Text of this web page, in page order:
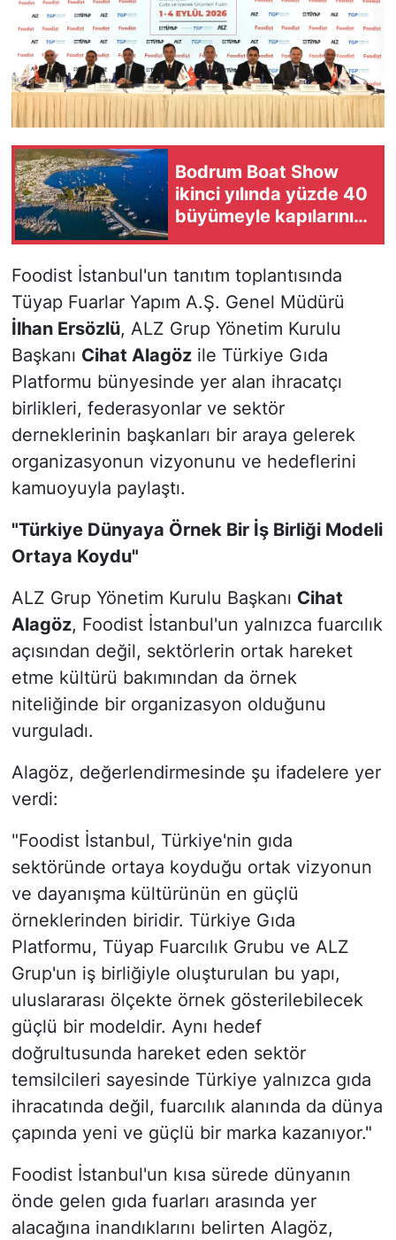
Bodrum Boat Show
ikinci yılında yüzde 40
büyümeyle kapılarını
Foodist İstanbul'un tanıtım toplantısında
Tüyap Fuarlar Yapım A.Ş. Genel Müdürü
İlhan Ersözlü, ALZ Grup Yönetim Kurulu
Başkanı Cihat Alagözile Türkiye Gıda
Platformu bünyesinde yer alan ihracatçı
birlikleri, federasyonlar ve sektör
derneklerinin başkanları bir araya gelerek
organizasyonun vizyonunu ve hedeflerini
kamuoyuyla paylaştı.
"Türkiye Dünyaya Örnek Bir İş Birliği Modeli
Ortaya Koydu"
ALZ Grup Yönetim Kurulu Başkanı Cihat
Alagöz, Foodist İstanbul'un yalnızca fuarcılık
açısından değil, sektörlerin ortak hareket
etme kültürü bakımından da örnek
niteliğinde bir organizasyon olduğunu
vurguladı.
Alagöz, değerlendirmesinde şu ifadelere yer
verdi:
"Foodist İstanbul, Türkiye'nin gıda
sektöründe ortaya koyduğu ortak vizyonun
ve dayanışma kültürünün en güçlü
örneklerinden biridir. Türkiye Gıda
Platformu, Tüyap Fuarcılık Grubu ve ALZ
Grup'un iş birliğiyle oluşturulan bu yapı,
uluslararası ölçekte örnek gösterilebilecek
güçlü bir modeldir. Aynı hedef
doğrultusunda hareket eden sektör
temsilcileri sayesinde Türkiye yalnızca gıda
ihracatında değil, fuarcılık alanında da dünya
çapında yeni ve güçlü bir marka kazanıyor."
Foodist İstanbul'un kısa sürede dünyanın
önde gelen gıda fuarları arasında yer
alacağına inandıklarını belirten Alagöz,